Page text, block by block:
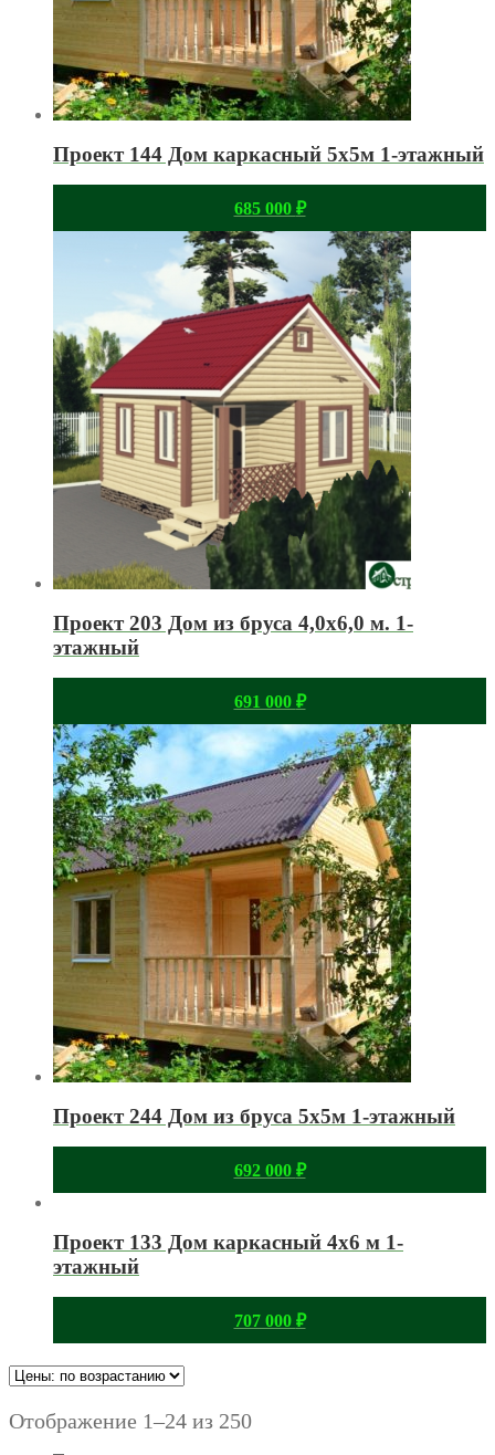
Проект 144 Дом каркасный 5х5м 1-этажный
685 000 ₽
Проект 203 Дом из бруса 4,0х6,0 м. 1-
этажный
691 000 ₽
Проект 244 Дом из бруса 5х5м 1-этажный
692 000 ₽
Проект 133 Дом каркасный 4х6 м 1-
этажный
707 000 ₽
Отображение 1–24 из 250